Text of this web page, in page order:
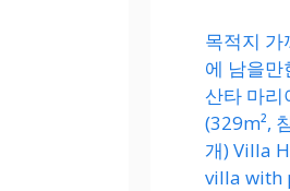
목적지 가
에 남을만
산타 마리
(329m²,
개) Villa
villa with